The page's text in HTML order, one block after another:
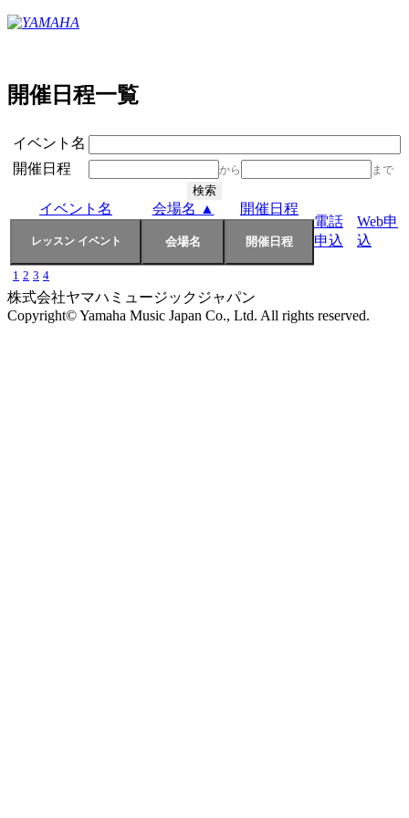
開催日程一覧
イベント名
開催日程
から まで
イベント名 会場名 ▲
開催日程
電話
申込
Web申
込
1 2 3 4
株式会社ヤマハミュージックジャパン
Copyright© Yamaha Music Japan Co., Ltd. All rights reserved.